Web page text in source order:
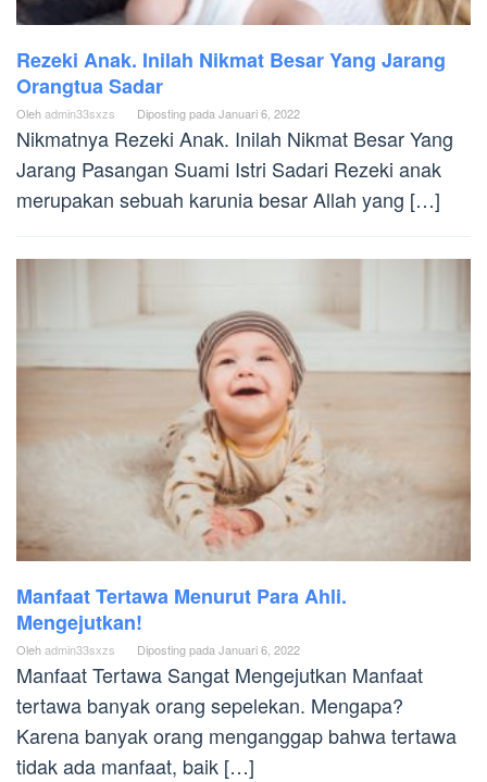
Rezeki Anak. Inilah Nikmat Besar Yang Jarang
Orangtua Sadar
Olehadmin33sxzs Diposting pada Januari 6, 2022
Nikmatnya Rezeki Anak. Inilah Nikmat Besar Yang
Jarang Pasangan Suami Istri Sadari Rezeki anak
merupakan sebuah karunia besar Allah yang […]
Manfaat Tertawa Menurut Para Ahli.
Mengejutkan!
Olehadmin33sxzs Diposting padaJanuari 6, 2022
Manfaat Tertawa Sangat Mengejutkan Manfaat
tertawa banyak orang sepelekan. Mengapa?
Karena banyak orang menganggap bahwa tertawa
tidak ada manfaat, baik […]